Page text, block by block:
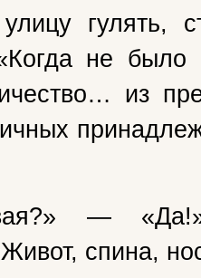
гулять,
не
из
—
спина,